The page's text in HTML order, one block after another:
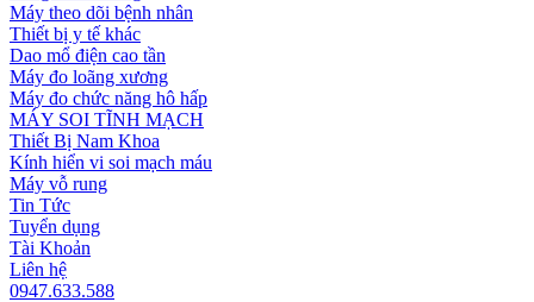
Máy theo dõi bệnh nhân
Thiết bị y tế khác
Dao mổ điện cao tần
Máy đo loãng xương
Máy đo chức năng hô hấp
MÁY SOI TĨNH MẠCH
Thiết Bị Nam Khoa
Kính hiển vi soi mạch máu
Máy vỗ rung
Tin Tức
Tuyển dụng
Tài Khoản
Liên hệ
0947.633.588